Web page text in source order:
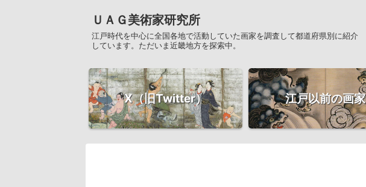
ＵＡＧ美術家研究所
江戸時代を中心に全国各地で活動していた画家を調査して都道府県別に紹介
しています。ただいま近畿地方を探索中。
X（旧Twitter） 江戸以前の画家